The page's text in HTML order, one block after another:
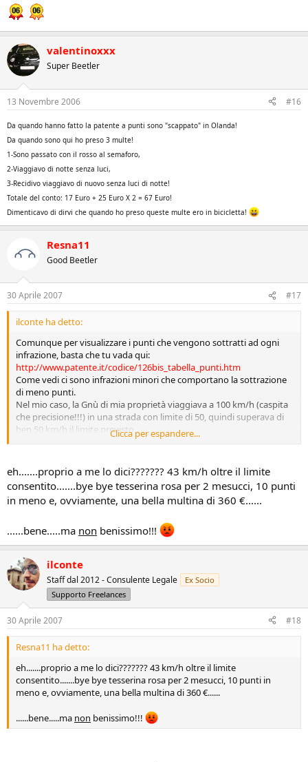
valentinoxxx
Super Beetler
13 Novembre 2006 #16
Da quando hanno fatto la patente a punti sono "scappato" in Olanda!
Da quando sono qui ho preso 3 multe!
1-Sono passato con il rosso al semaforo,
2-Viaggiavo di notte senza luci,
3-Recidivo viaggiavo di nuovo senza luci di notte!
Totale del conto: 17 Euro + 25 Euro X 2 = 67 Euro!
Dimenticavo di dirvi che quando ho preso queste multe ero in bicicletta!
Resna11
Good Beetler
30 Aprile 2007 #17
ilconte ha detto:
Comunque per visualizzare i punti che vengono sottratti ad ogni
infrazione, basta che tu vada qui:
http://www.patente.it/codice/126bis_tabella_punti.htm
Come vedi ci sono infrazioni minori che comportano la sottrazione
di meno punti.
Nel mio caso, la Gnù di mia proprietà viaggiava a 100 km/h (caspita
che precisione!!!) in una strada con limite di 50, quindi superava di
ben 50 km/h il limite previsto.
In base all'art. 142, comma 9, se superi di oltre 40 km/h un limite,
sospensione della patente da 1 a 3 mesi. Ed i punti sottratti
diventano 10 invece che 2.
Clicca per espandere...
eh.......proprio a me lo dici??????? 43 km/h oltre il limite
consentito.......bye bye tesserina rosa per 2 mesucci, 10 punti
in meno e, ovviamente, una bella multina di 360 €......
......bene.....ma non benissimo!!!
ilconte
Staff dal 2012 - Consulente Legale
Ex Socio
Supporto Freelances
30 Aprile 2007 #18
Resna11 ha detto:
eh.......proprio a me lo dici??????? 43 km/h oltre il limite
consentito.......bye bye tesserina rosa per 2 mesucci, 10 punti in
meno e, ovviamente, una bella multina di 360 €......
......bene.....ma non benissimo!!!